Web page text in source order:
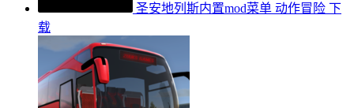
圣安地列斯内置mod菜单 动作冒险 下
载